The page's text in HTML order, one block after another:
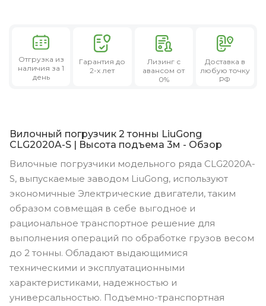
Отгрузка из
наличия за 1
день
Гарантия до
2-х лет
Лизингс
авансом от
0%
Доставка в
любую точку
РФ
Вилочный погрузчик 2 тонны LiuGong
CLG2020A-S | Высота подъема 3м - Обзор
Вилочные погрузчики модельного ряда CLG2020A-
S, выпускаемые заводом LiuGong, используют
экономичные Электрические двигатели, таким
образом совмещая в себе выгодное и
рациональное транспортное решение для
выполнения операций по обработке грузов весом
до 2 тонны. Обладают выдающимися
техническими и эксплуатационными
характеристиками, надежностью и
универсальностью. Подъемно-транспортная